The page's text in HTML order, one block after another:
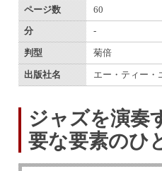
ページ数 60
分 -
判型 菊倍
出版社名 エー・ティー・
ジャズを演奏
要な要素のひ